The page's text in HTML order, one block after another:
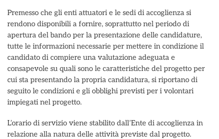
Premesso che gli enti attuatori e le sedi di accoglienza si
rendono disponibili a fornire, soprattutto nel periodo di
apertura del bando per la presentazione delle candidature,
tutte le informazioni necessarie per mettere in condizione il
candidato di compiere una valutazione adeguata e
consapevole su quali sono le caratteristiche del progetto per
cui sta presentando la propria candidatura, si riportano di
seguito le condizioni e gli obblighi previsti per i volontari
impiegati nel progetto.
L’orario di servizio viene stabilito dall’Ente di accoglienza in
relazione alla natura delle attività previste dal progetto.